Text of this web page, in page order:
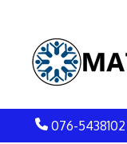
076-5438102